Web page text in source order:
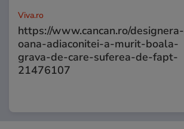
Viva.ro
https://www.cancan.ro/designera-
oana-adiaconitei-a-murit-boala-
grava-de-care-suferea-de-fapt-
21476107